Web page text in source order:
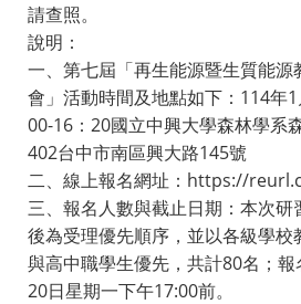
請查照。
說明：
一、第七屆「再生能源暨生質能源
會」活動時間及地點如下：114年1
00-16：20國立中興大學森林學系
402台中市南區興大路145號
二、線上報名網址：https://
三、報名人數與截止日期：本次研
後為受理優先順序，並以各級學校
與高中職學生優先，共計80名；
20日星期一下午17:00前。